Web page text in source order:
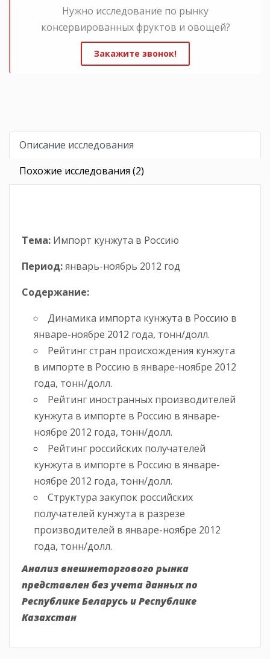
Нужно исследование по рынку
консервированных фруктов и овощей?
Закажите звонок!
Описание исследования
Похожие исследования (2)
Тема: Импорт кунжута в Россию
Период:январь-ноябрь 2012 год
Содержание:
Динамика импорта кунжута в Россию в
январе-ноябре 2012 года, тонн/долл.
Рейтинг стран происхождения кунжута
в импорте в Россию в январе-ноябре 2012
года, тонн/долл.
Рейтинг иностранных производителей
кунжута в импорте в Россию в январе-
ноябре 2012 года, тонн/долл.
Рейтинг российских получателей
кунжута в импорте в Россию в январе-
ноябре 2012 года, тонн/долл.
Структура закупок российских
получателей кунжута в разрезе
производителей в январе-ноябре 2012
года, тонн/долл.
Анализ внешнеторгового рынка
представлен без учета данных по
Республике Беларусь и Республике
Казахстан